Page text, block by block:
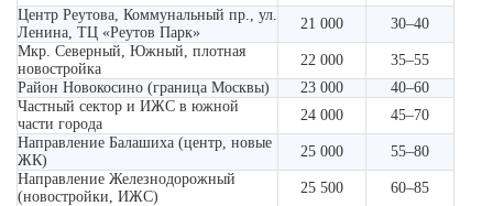
Центр Реутова, Коммунальный пр., ул.
Ленина, ТЦ «Реутов Парк»
21 000
30–40
Мкр. Северный, Южный, плотная
новостройка
22 000
35–55
Район Новокосино (граница Москвы)
23 000
40–60
Частный сектор и ИЖС в южной
части города
24 000
45–70
Направление Балашиха (центр, новые
ЖК)
25 000
55–80
Направление Железнодорожный
(новостройки, ИЖС)
25 500
60–85